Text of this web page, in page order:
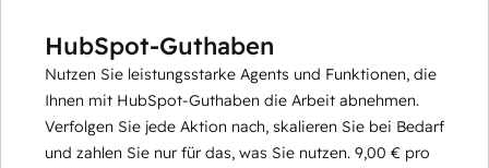
HubSpot-Guthaben
Nutzen Sie leistungsstarke Agents und Funktionen, die
Ihnen mit HubSpot-Guthaben die Arbeit abnehmen.
Verfolgen Sie jede Aktion nach, skalieren Sie bei Bedarf
und zahlen Sie nur für das, was Sie nutzen. 9,00 € pro